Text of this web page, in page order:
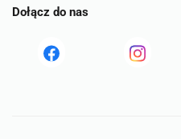
Dołącz do nas